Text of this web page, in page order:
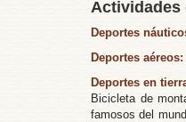
Actividades
Deportes
Deportes aéreos:
Deportes en
Bicicleta de
famosos del